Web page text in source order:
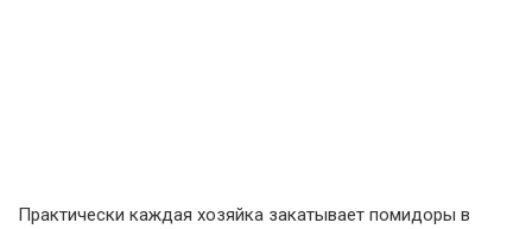
Практически каждая хозяйка закатывает помидоры в